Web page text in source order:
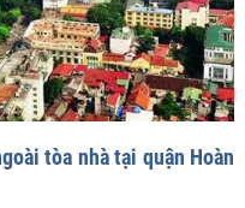
tòa nhà tại quận Hoàn